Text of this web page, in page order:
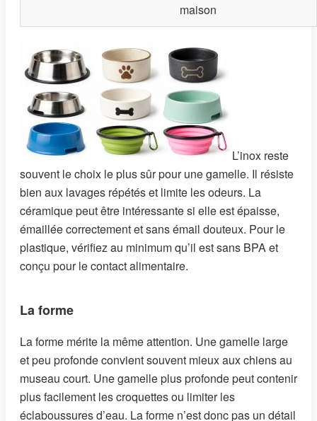
maison
L’inox reste
souvent le choix le plus sûr pour une gamelle. Il résiste
bien aux lavages répétés et limite les odeurs. La
céramique peut être intéressante si elle est épaisse,
émaillée correctement et sans émail douteux. Pour le
plastique, vérifiez au minimum qu’il est sans BPA et
conçu pour le contact alimentaire.
La forme
La forme mérite la même attention. Une gamelle large
et peu profonde convient souvent mieux aux chiens au
museau court. Une gamelle plus profonde peut contenir
plus facilement les croquettes ou limiter les
éclaboussures d’eau. La forme n’est donc pas un détail